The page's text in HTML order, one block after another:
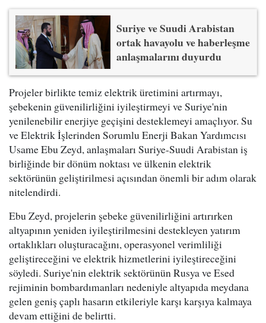
Suriye ve Suudi Arabistan
ortak havayolu ve haberleşme
anlaşmalarını duyurdu
Projeler birlikte temiz elektrik üretimini artırmayı,
şebekenin güvenilirliğini iyileştirmeyi ve Suriye'nin
yenilenebilir enerjiye geçişini desteklemeyi amaçlıyor. Su
ve Elektrik İşlerinden Sorumlu Enerji Bakan Yardımcısı
Usame Ebu Zeyd, anlaşmaları Suriye-Suudi Arabistan iş
birliğinde bir dönüm noktası ve ülkenin elektrik
sektörünün geliştirilmesi açısından önemli bir adım olarak
nitelendirdi.
Ebu Zeyd, projelerin şebeke güvenilirliğini artırırken
altyapının yeniden iyileştirilmesini destekleyen yatırım
ortaklıkları oluşturacağını, operasyonel verimliliği
geliştireceğini ve elektrik hizmetlerini iyileştireceğini
söyledi. Suriye'nin elektrik sektörünün Rusya ve Esed
rejiminin bombardımanları nedeniyle altyapıda meydana
gelen geniş çaplı hasarın etkileriyle karşı karşıya kalmaya
devam ettiğini de belirtti.